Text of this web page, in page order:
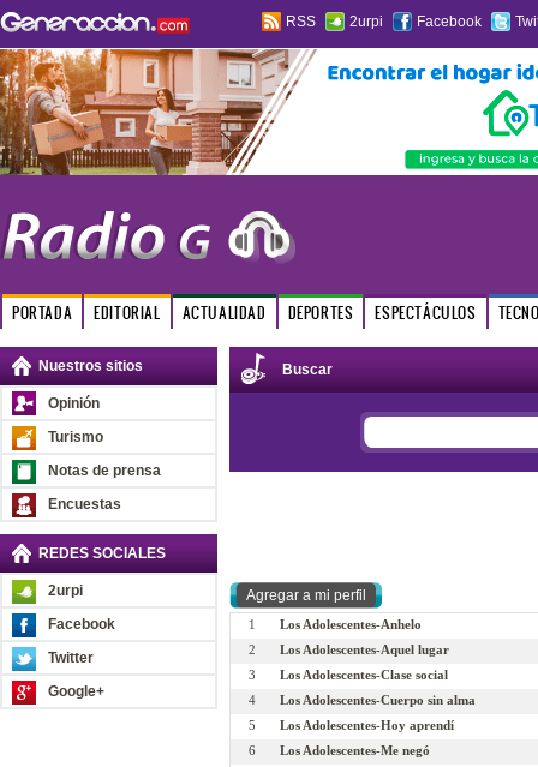
RSS 2urpi Facebook
PORTADA EDITORIAL ACTUALIDAD DEPORTES ESPECTÁCULOS
Nuestros sitios
Opinión
Turismo
Notas de prensa
Encuestas
REDES SOCIALES
2urpi
Facebook
Twitter
Google+
Buscar
1
Los Adolescentes-Anhelo
2
Los Adolescentes-Aquel lugar
3
Los Adolescentes-Clase social
4
Los Adolescentes-Cuerpo sin alma
5
Los Adolescentes-Hoy aprendí
6
Los Adolescentes-Me negó